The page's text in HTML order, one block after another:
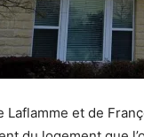
Laflamme et de